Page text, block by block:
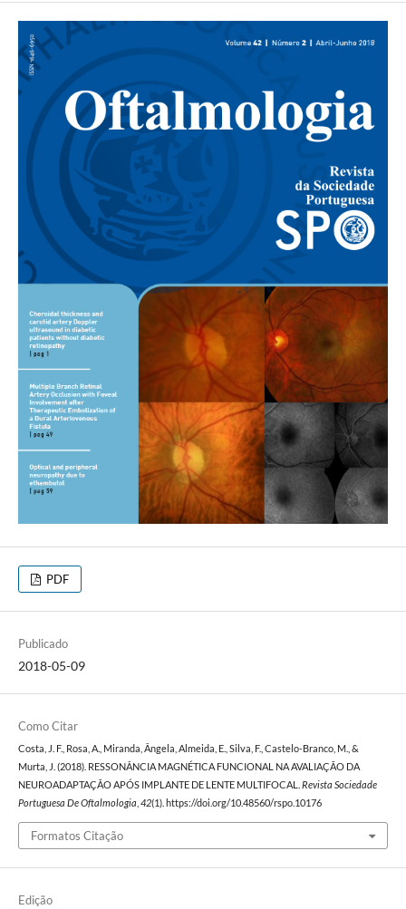
PDF
Publicado
2018-05-09
Como Citar
Costa, J. F., Rosa, A., Miranda, Ângela, Almeida, E., Silva, F., Castelo-Branco, M., &
Murta, J. (2018). RESSONÂNCIA MAGNÉTICA FUNCIONAL NA AVALIAÇÃO DA
NEUROADAPTAÇÃO APÓS IMPLANTE DE LENTE MULTIFOCAL. Revista Sociedade
Portuguesa De Oftalmologia 42(1). https://doi.org/10.48560/rspo.10176
Formatos Citação
Edição